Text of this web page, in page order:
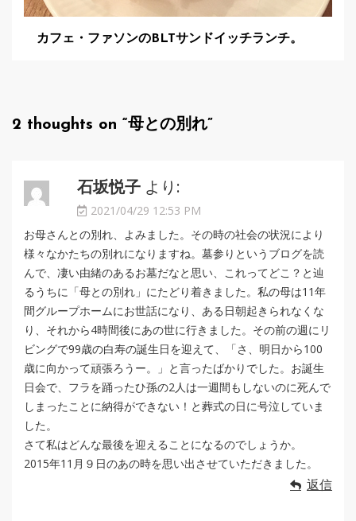
カフェ・ファソンのBLTサンドイッチランチ。
2 thoughts on “母との別れ”
石坂悦子 より:
2021/04/29 12:53 PM
お母さんとの別れ、よみました。その時の社会の状況により
様々なかたちの別れになりますね。墓参りというブログを読
んで、凄い由緒のあるお墓だなと思い、これってどこ？と辿
るうちに「母との別れ」にたどり着きました。私の母は11年
間グループホームにお世話になり、ある日朝起きられなくな
り、それから4時間後にあの世に行きました。その前の週にリ
ビングで99歳の白寿の誕生日を迎えて、「さ、明日から100
歳に向かって頑張ろうー。」と言ったばかりでした。お誕生
日会で、フラを踊ったひ孫の2人は一週間もしないのに死んで
しまったことに納得ができない！と葬式の日に号泣していま
した。
さて私はどんな最後を迎えることになるのでしょうか。
2015年11月９日のあの時を思い出させていただきました。
返信